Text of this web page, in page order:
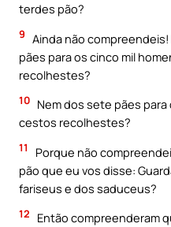
terdes pão?
9 Ainda não
pães para os cinco mil
recolhestes?
10 Nem dos sete pães
cestos recolhestes?
11
Porque não
pão que eu vos disse:
fariseus e dos saduceus?
12
Então compreenderam